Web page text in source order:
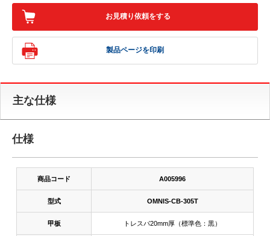
お見積り依頼をする
製品ページを印刷
主な仕様
仕様
商品コード A005996
型式 OMNIS-CB-305T
甲板 トレスパ20mm厚（標準色：黒）